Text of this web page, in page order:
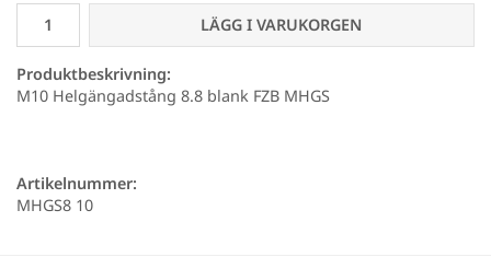
LÄGG I VARUKORGEN
Produktbeskrivning:
M10 Helgängadstång 8.8 blank FZB MHGS
Artikelnummer:
MHGS8 10